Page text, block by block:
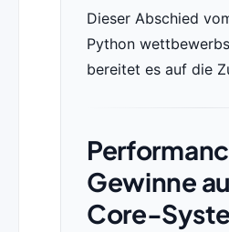
Dieser Abschied
Python
bereitet es auf die
Gewinne
Core-